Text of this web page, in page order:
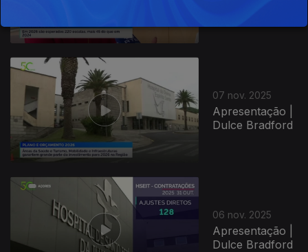
07 nov. 2025
Apresentação |
Dulce Bradford
06 nov. 2025
Apresentação |
Dulce Bradford
887524